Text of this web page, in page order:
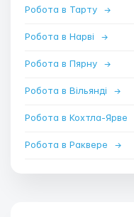
Робота в Тарту →
Робота в Нарві →
Робота в Пярну →
Робота в Вільянді →
Робота в Кохтла-Ярве
Робота в Раквере →